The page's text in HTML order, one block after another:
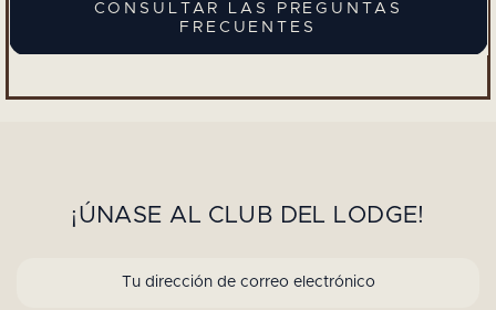
CONSULTAR LAS PREGUNTAS
FRECUENTES
¡ÚNASE AL CLUB DEL LODGE!